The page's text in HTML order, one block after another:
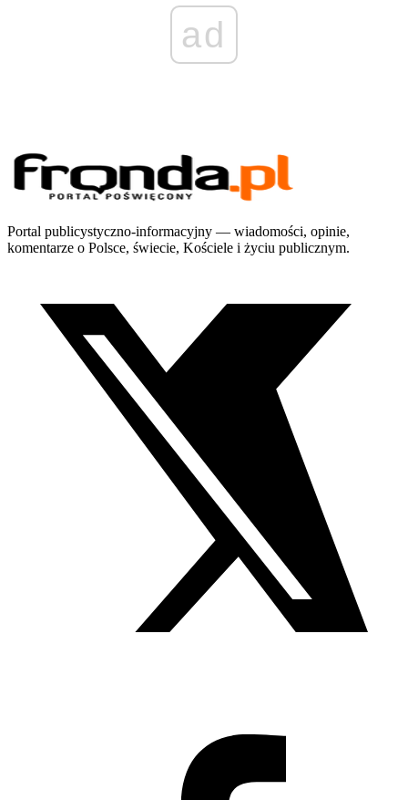
ad
Portal publicystyczno-informacyjny — wiadomości, opinie,
komentarze o Polsce, świecie, Kościele i życiu publicznym.